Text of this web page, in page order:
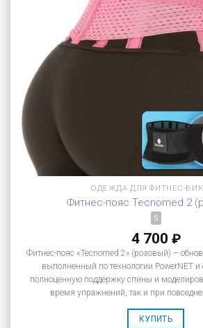
ОДЕЖДА ДЛЯ ФИТНЕС-
Фитнес-пояс Tecnomed 2
S
4 700 ₽
Фитнес-пояс «Tecnomed 2» (розовый) –
выполненный по технологии PowerNET
полноценную поддержку спины и
время упражнений, так и при
КУПИТЬ